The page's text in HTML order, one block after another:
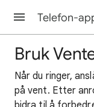
Telefon-
Bruk
Når du ringer,
på vent. Etter